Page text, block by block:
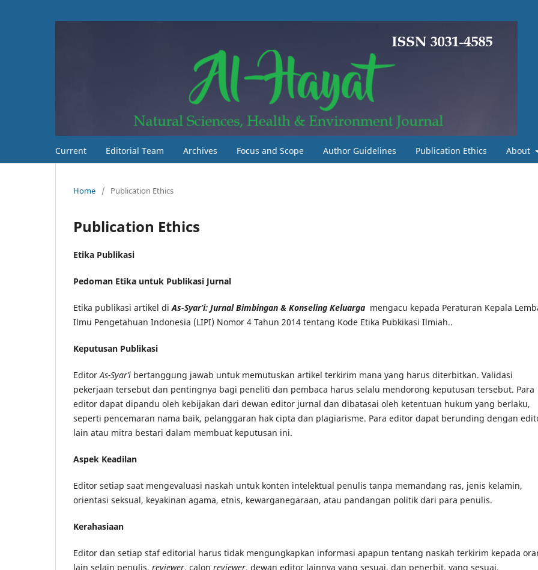
Current Editorial Team Archives Focus and Scope Author Guidelines Publication Ethics About
Home / Publication Ethics
Publication Ethics
Etika Publikasi
Pedoman Etika untuk Publikasi Jurnal
Etika publikasi artikel diAs-Syar’i: Jurnal Bimbingan & Konseling Keluarga mengacu kepada Peraturan Kepala
Ilmu Pengetahuan Indonesia (LIPI) Nomor 4 Tahun 2014 tentang Kode Etika Pubkikasi Ilmiah..
Keputusan Publikasi
EditorAs-Syar’i bertanggung jawab untuk memutuskan artikel terkirim mana yang harus diterbitkan. Validasi
pekerjaan tersebut dan pentingnya bagi peneliti dan pembaca harus selalu mendorong keputusan tersebut. Para
editor dapat dipandu oleh kebijakan dari dewan editor jurnal dan dibatasai oleh ketentuan hukum yang berlaku,
seperti pencemaran nama baik, pelanggaran hak cipta dan plagiarisme. Para editor dapat berunding dengan
lain atau mitra bestari dalam membuat keputusan ini.
Aspek Keadilan
Editor setiap saat mengevaluasi naskah untuk konten intelektual penulis tanpa memandang ras, jenis kelamin,
orientasi seksual, keyakinan agama, etnis, kewarganegaraan, atau pandangan politik dari para penulis.
Kerahasiaan
Editor dan setiap staf editorial harus tidak mengungkapkan informasi apapun tentang naskah terkirim kepada
lain selain penulis, reviewer, calon reviewer, dewan editor lainnya yang sesuai, dan penerbit, yang sesuai.